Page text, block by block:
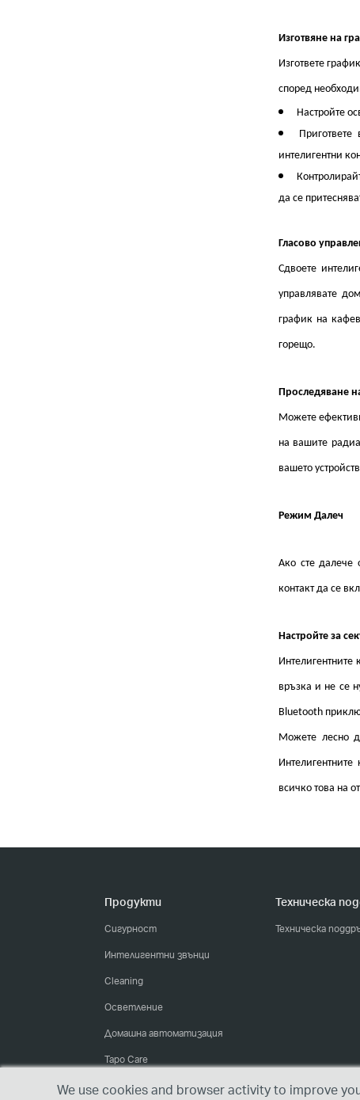
Изготвяне на
Изгответе
според
Настройте
Пригответе
интелигентни
да се
Гласово
Сдвоете
управлявате
график на
горещо.
Проследяване
Можете
на вашите
вашето
Режим Далеч
Ако сте далече
контакт да се
Настройте за
Интелигентните
връзка и не се
Bluetooth
Можете лесно
всичко това на
Продукти
Сигурност
Интелигентни звънци
Cleaning
Осветление
Домашна автоматизация
Tapo Care
Техническа
Техническа
We use cookies and browser activity to improve